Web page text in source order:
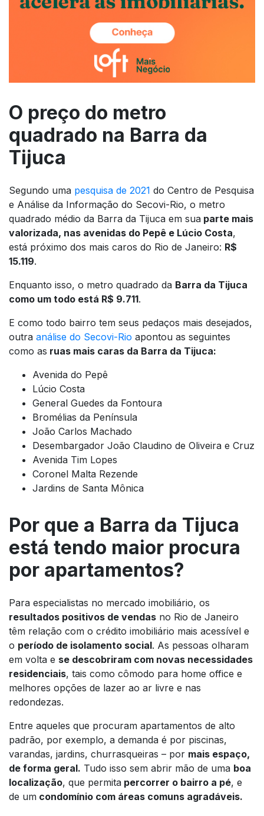
O preço do metro
quadrado na Barra da
Tijuca
Segundo uma pesquisa de 2021 do Centro de Pesquisa
e Análise da Informação do Secovi-Rio, o metro
quadrado médio da Barra da Tijuca em sua parte mais
valorizada, nas avenidas do Pepê e Lúcio Costa,
está próximo dos mais caros do Rio de Janeiro: R$
15.119.
Enquanto isso, o metro quadrado da Barra da Tijuca
como um todo está R$ 9.711.
E como todo bairro tem seus pedaços mais desejados,
outra análise do Secovi-Rio apontou as seguintes
como as ruas mais caras da Barra da Tijuca:
Avenida do Pepê
Lúcio Costa
General Guedes da Fontoura
Bromélias da Península
João Carlos Machado
Desembargador João Claudino de Oliveira e Cruz
Avenida Tim Lopes
Coronel Malta Rezende
Jardins de Santa Mônica
Por que a Barra da Tijuca
está tendo maior procura
por apartamentos?
Para especialistas no mercado imobiliário, os
resultados positivos de vendas no Rio de Janeiro
têm relação com o crédito imobiliário mais acessível e
o período de isolamento social. As pessoas olharam
em volta e se descobriram com novas necessidades
residenciais, tais como cômodo para home office e
melhores opções de lazer ao ar livre e nas
redondezas.
Entre aqueles que procuram apartamentos de alto
padrão, por exemplo, a demanda é por piscinas,
varandas, jardins, churrasqueiras – por mais espaço,
de forma geral. Tudo isso sem abrir mão de uma boa
localização, que permita percorrer o bairro a pé, e
de um condomínio com áreas comuns agradáveis.